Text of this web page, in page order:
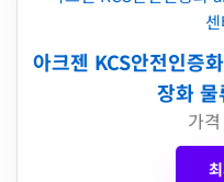
아크젠 KCS안전인증
장화
가